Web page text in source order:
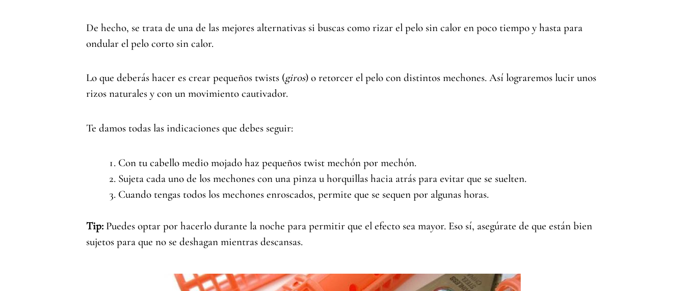
De hecho, se trata de una de las mejores alternativas si buscas como rizar el pelo sin calor en poco tiempo y hasta para
ondular el pelo corto sin calor.
Lo que deberás hacer es crear pequeños twists (giros) o retorcer el pelo con distintos mechones. Así lograremos lucir unos
rizos naturales y con un movimiento cautivador.
Te damos todas las indicaciones que debes seguir:
Con tu cabello medio mojado haz pequeños twist mechón por mechón.
Sujeta cada uno de los mechones con una pinza u horquillas hacia atrás para evitar que se suelten.
Cuando tengas todos los mechones enroscados, permite que se sequen por algunas horas.
Tip: Puedes optar por hacerlo durante la noche para permitir que el efecto sea mayor. Eso sí, asegúrate de que están bien
sujetos para que no se deshagan mientras descansas.